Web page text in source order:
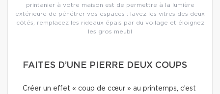
printanier à votre maison est de permettre à la lumière
extérieure de pénétrer vos espaces : lavez les vitres des deux
côtés, remplacez les rideaux épais par du voilage et éloignez
les gros meubl
FAITES D’UNE PIERRE DEUX COUPS
Créer un effet « coup de cœur » au printemps, c’est